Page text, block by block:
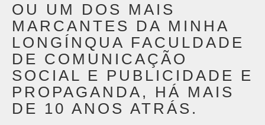
OU UM DOS MAIS
MARCANTES DA MINHA
LONGÍNQUA FACULDADE
DE COMUNICAÇÃO
SOCIAL E PUBLICIDADE E
PROPAGANDA, HÁ MAIS
DE 10 ANOS ATRÁS.